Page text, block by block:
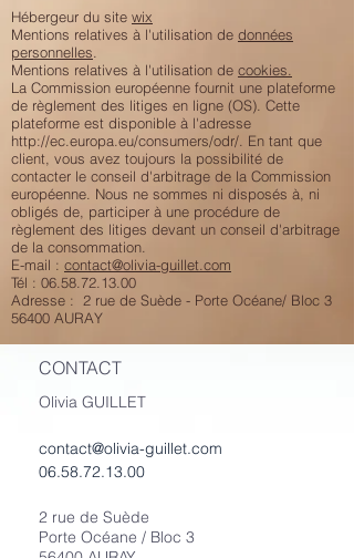
Hébergeur du site wix
Mentions relatives à l'utilisation de données
personnelles.
Mentions relatives à l'utilisation de cookies.
La Commission européenne fournit une plateforme
de règlement des litiges en ligne (OS). Cette
plateforme est disponible à l'adresse
http://ec.europa.eu/consumers/odr/. En tant que
client, vous avez toujours la possibilité de
contacter le conseil d'arbitrage de la Commission
européenne. Nous ne sommes ni disposés à, ni
obligés de, participer à une procédure de
règlement des litiges devant un conseil d'arbitrage
de la consommation.
E-mail : contact@olivia-guillet.com
Tél : 06.58.72.13.00
Adresse : 2 rue de Suède - Porte Océane/ Bloc 3
56400 AURAY
CONTACT
Olivia GUILLET
contact@olivia-guillet.com
06.58.72.13.00
2 rue de Suède
Porte Océane / Bloc 3